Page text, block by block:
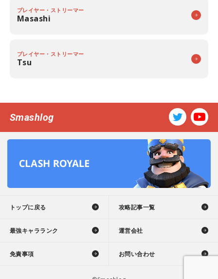
プレイヤー・ストリーマー
Masashi
プレイヤー・ストリーマー
Tsu
Smashlog
トップに戻る 攻略記事一覧
最強キャラランク 運営会社
免責事項 お問い合わせ